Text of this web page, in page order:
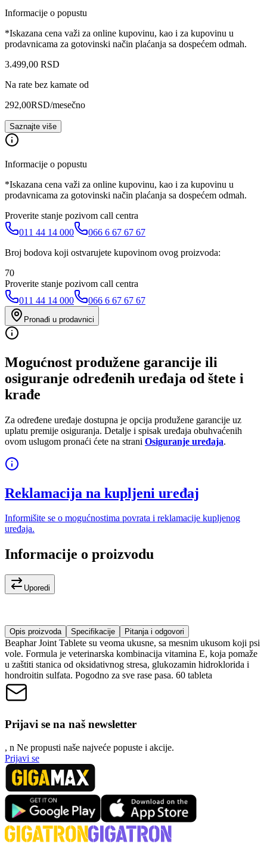
Informacije o popustu
*Iskazana cena važi za online kupovinu, kao i za kupovinu u
prodavnicama za gotovinski način plaćanja sa dospećem odmah.
3.499,00 RSD
Na rate bez kamate od
292,00RSD/mesečno
Saznajte više
Informacije o popustu
*Iskazana cena važi za online kupovinu, kao i za kupovinu u
prodavnicama za gotovinski način plaćanja sa dospećem odmah.
Proverite stanje pozivom call centra
011 44 14 000
066 6 67 67 67
Broj bodova koji ostvarujete kupovinom ovog proizvoda:
70
Proverite stanje pozivom call centra
011 44 14 000
066 6 67 67 67
Pronađi u prodavnici
Mogućnost produžene garancije ili
osiguranje određenih uređaja od štete i
krađe
Za određene uređaje dostupna je opcija produžene garancije uz
uplatu premije osiguranja. Detalje i spisak uređaja obuhvaćenih
ovom uslugom pronaći ćete na strani Osiguranje uređaja.
Reklamacija na kupljeni uređaj
Informišite se o mogućnostima povrata i reklamacije kupljenog
uređaja.
Informacije o proizvodu
Uporedi
Opis proizvoda Specifikacije Pitanja i odgovori
Beaphar Joint Tablete su veoma ukusne, sa mesnim ukusom koji psi
vole. Formula je veterinarska kombinacija vitamina E, koja pomaže
u zaštiti stanica od oksidativnog stresa, glukozamin hidroklorida i
hondroitin sulfata. Pogodno za sve rase pasa. 60 tableta
Prijavi se na naš newsletter
, n Ne propusti naše najveće popuste i akcije.
Prijavi se